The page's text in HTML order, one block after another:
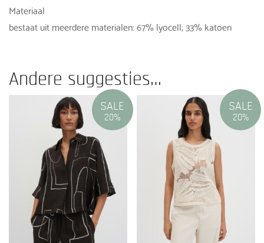
Materiaal
bestaat uit meerdere materialen: 67% lyocell; 33% katoen
Andere suggesties…
SALE
20%
SALE
20%